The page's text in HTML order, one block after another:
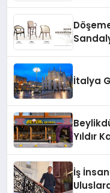
İtalya
Yıldır
İş